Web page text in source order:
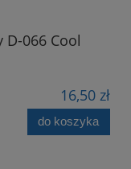
D-066 Cool
16,50 zł
do koszyka